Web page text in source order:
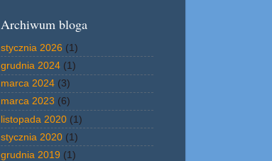
Archiwum bloga
stycznia 2026 (1)
grudnia 2024 (1)
marca 2024 (3)
marca 2023 (6)
listopada 2020 (1)
stycznia 2020 (1)
grudnia 2019 (1)